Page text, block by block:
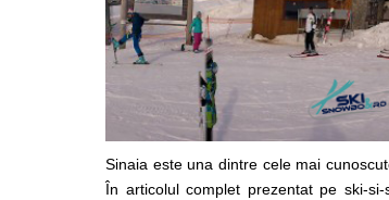
Sinaia este una dintre cele mai
În articolul complet prezentat pe ski-